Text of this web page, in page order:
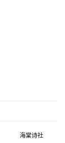
海棠诗社